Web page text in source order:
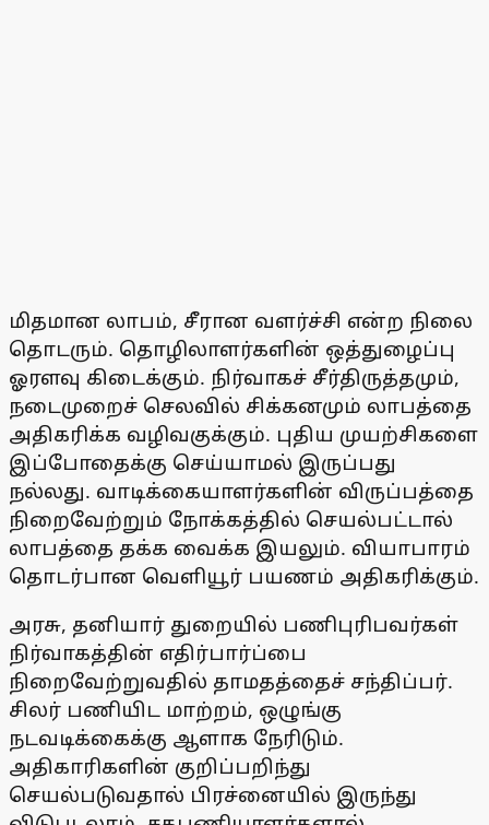
மிதமான லாபம், சீரான வளர்ச்சி என்ற நிலை
தொடரும். தொழிலாளர்களின் ஒத்துழைப்பு
ஓரளவு கிடைக்கும். நிர்வாகச் சீர்திருத்தமும்,
நடைமுறைச் செலவில் சிக்கனமும் லாபத்தை
அதிகரிக்க வழிவகுக்கும். புதிய முயற்சிகளை
இப்போதைக்கு செய்யாமல் இருப்பது
நல்லது. வாடிக்கையாளர்களின் விருப்பத்தை
நிறைவேற்றும் நோக்கத்தில் செயல்பட்டால்
லாபத்தை தக்க வைக்க இயலும். வியாபாரம்
தொடர்பான வெளியூர் பயணம் அதிகரிக்கும்.
அரசு, தனியார் துறையில் பணிபுரிபவர்கள்
நிர்வாகத்தின் எதிர்பார்ப்பை
நிறைவேற்றுவதில் தாமதத்தைச் சந்திப்பர்.
சிலர் பணியிட மாற்றம், ஒழுங்கு
நடவடிக்கைக்கு ஆளாக நேரிடும்.
அதிகாரிகளின் குறிப்பறிந்து
செயல்படுவதால் பிரச்னையில் இருந்து